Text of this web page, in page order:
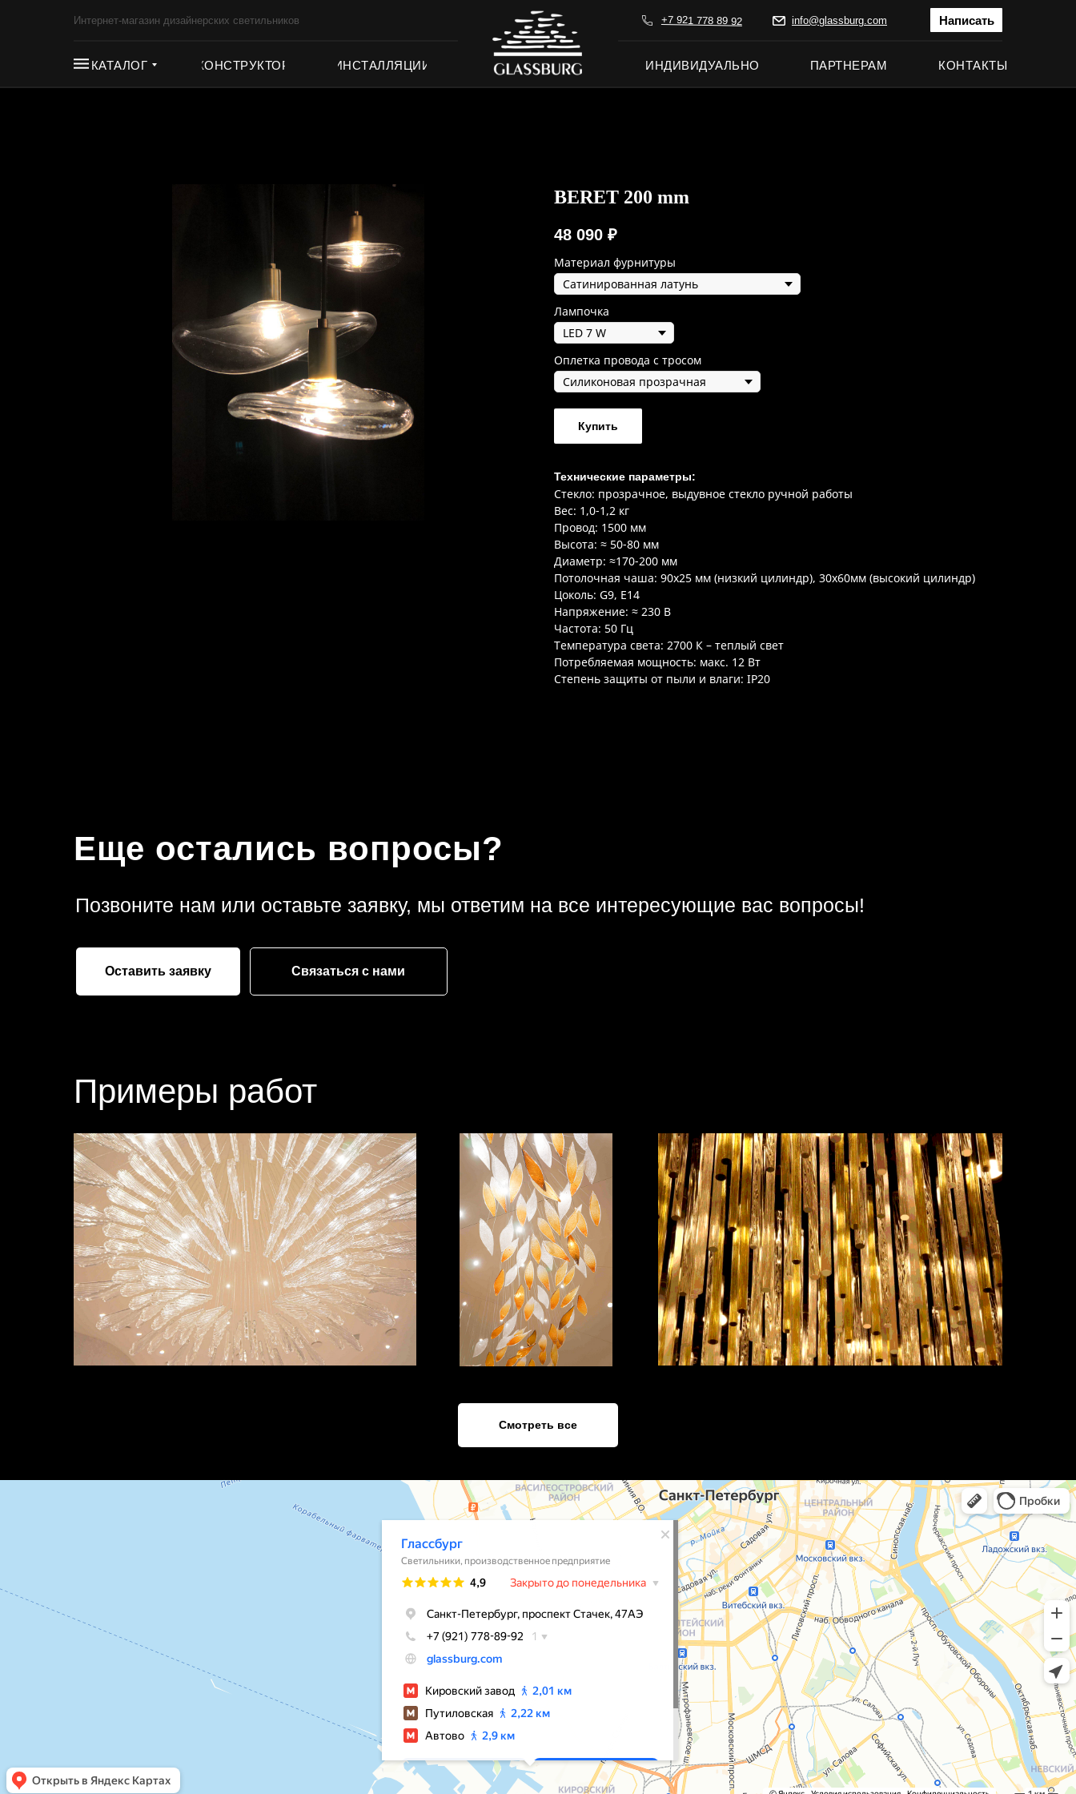
info@glassburg.com
Интернет-магазин дизайнерских светильников Написать
КОНСТРУКТОР ИНСТАЛЛЯЦИИ ИНДИВИДУАЛЬНО ПАРТНЕРАМ КОНТАКТЫ
КАТАЛОГ
+7 921 778 89 92
BERET 200 mm
48 090 ₽
Материал фурнитуры
Лампочка
Оплетка провода с тросом
Купить
Технические параметры:
Стекло: прозрачное, выдувное стекло ручной работы
Вес: 1,0-1,2 кг
Провод: 1500 мм
Высота: ≈ 50-80 мм
Диаметр: ≈170-200 мм
Потолочная чаша: 90x25 мм (низкий цилиндр), 30х60мм (высокий цилиндр)
Цоколь: G9, Е14
Напряжение: ≈ 230 В
Частота: 50 Гц
Температура света: 2700 К – теплый свет
Потребляемая мощность: макс. 12 Вт
Степень защиты от пыли и влаги: IP20
Еще остались вопросы?
Позвоните нам или оставьте заявку, мы ответим на все интересующие вас вопросы!
Оставить заявку Связаться с нами
Примеры работ
Смотреть все